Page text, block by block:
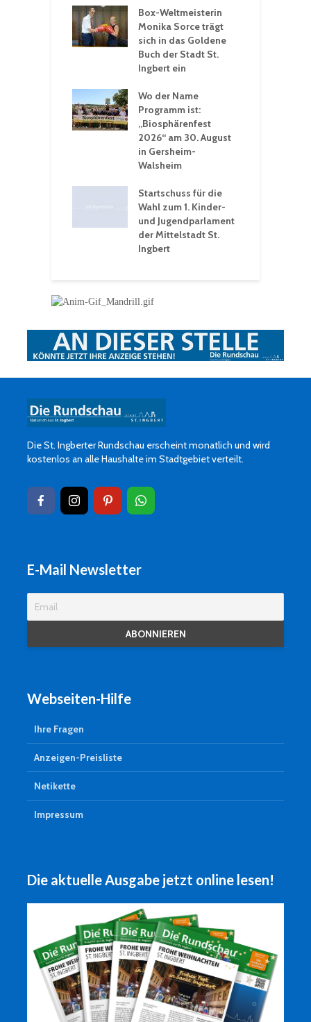
Box-Weltmeisterin
Monika Sorce trägt
sich in das Goldene
Buch der Stadt St.
Ingbert ein
Wo der Name
Programm ist:
„Biosphärenfest
2026“ am 30. August
in Gersheim-
Walsheim
Startschuss für die
Wahl zum 1. Kinder-
und Jugendparlament
der Mittelstadt St.
Ingbert
Die St. Ingberter Rundschau erscheint monatlich und wird
kostenlos an alle Haushalte im Stadtgebiet verteilt.
E-Mail Newsletter
Webseiten-Hilfe
Ihre Fragen
Anzeigen-Preisliste
Netikette
Impressum
Die aktuelle Ausgabe jetzt online lesen!